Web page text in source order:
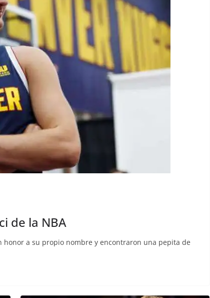
de la NBA
honor a su propio nombre y encontraron una pepita de